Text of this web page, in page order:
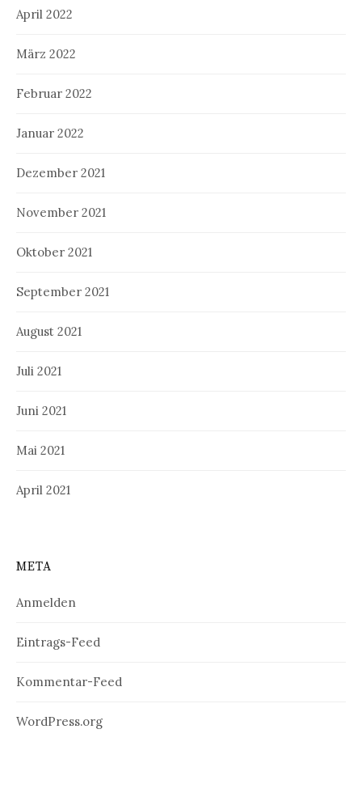
April 2022
März 2022
Februar 2022
Januar 2022
Dezember 2021
November 2021
Oktober 2021
September 2021
August 2021
Juli 2021
Juni 2021
Mai 2021
April 2021
META
Anmelden
Eintrags-Feed
Kommentar-Feed
WordPress.org